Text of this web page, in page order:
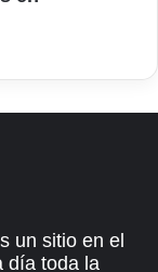
un sitio en el
día toda la